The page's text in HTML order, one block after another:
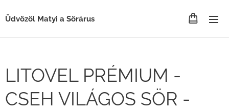
Üdvözöl Matyi a Sörárus
LITOVEL PRÉMIUM -
CSEH VILÁGOS SÖR -